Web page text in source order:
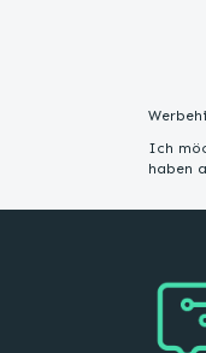
Ich
haben